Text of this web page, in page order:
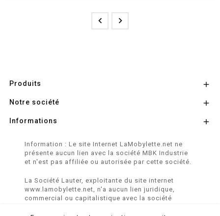
 
Produits 
Notre société 
Informations 
Information : Le site Internet LaMobylette.net ne
présente aucun lien avec la société MBK Industrie
et n'est pas affiliée ou autorisée par cette société.
La Société Lauter, exploitante du site internet
www.lamobylette.net, n'a aucun lien juridique,
commercial ou capitalistique avec la société